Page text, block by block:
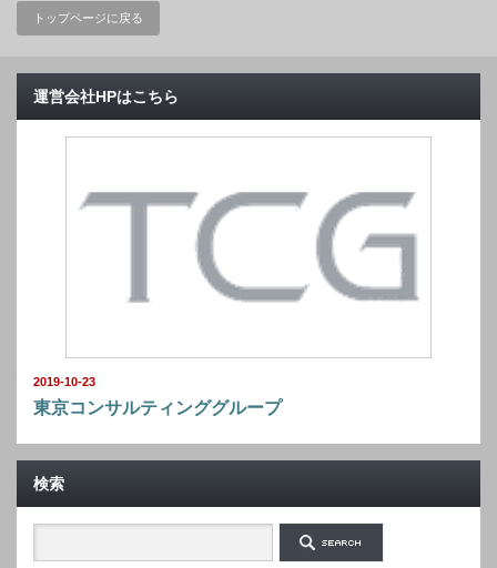
トップページに戻る
運営会社HPはこちら
2019-10-23
東京コンサルティンググループ
検索